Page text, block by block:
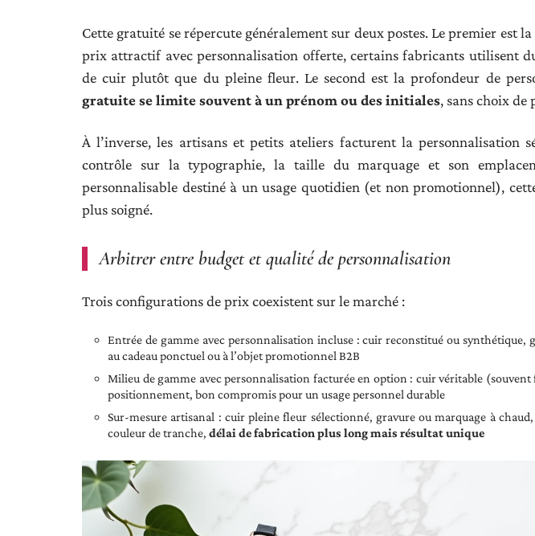
Cette gratuité se répercute généralement sur deux postes. Le premier est
prix attractif avec personnalisation offerte, certains fabricants utilisent
de cuir plutôt que du pleine fleur. Le second est la profondeur de
gratuite se limite souvent à un prénom ou des initiales, sans choix
À l’inverse, les artisans et petits ateliers facturent la personnalisation
contrôle sur la typographie, la taille du marquage et son
personnalisable destiné à un usage quotidien (et non promotionnel),
plus soigné.
Arbitrer entre budget et qualité de personnalisation
Trois configurations de prix coexistent sur le marché :
Entrée de gamme avec personnalisation incluse : cuir reconstitué ou synthétique,
au cadeau ponctuel ou à l’objet promotionnel B2B
Milieu de gamme avec personnalisation facturée en option : cuir véritable
positionnement, bon compromis pour un usage personnel durable
Sur-mesure artisanal : cuir pleine fleur sélectionné, gravure ou marquage à
couleur de tranche, délai de fabrication plus long mais résultat unique